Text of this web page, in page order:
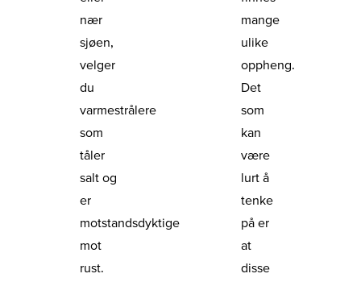
nær
sjøen,
velger
du
varmestrålere
som
tåler
salt og
er
motstandsdyktige
mot
rust.
mange
ulike
oppheng.
Det
som
kan
være
lurt å
tenke
på er
at
disse